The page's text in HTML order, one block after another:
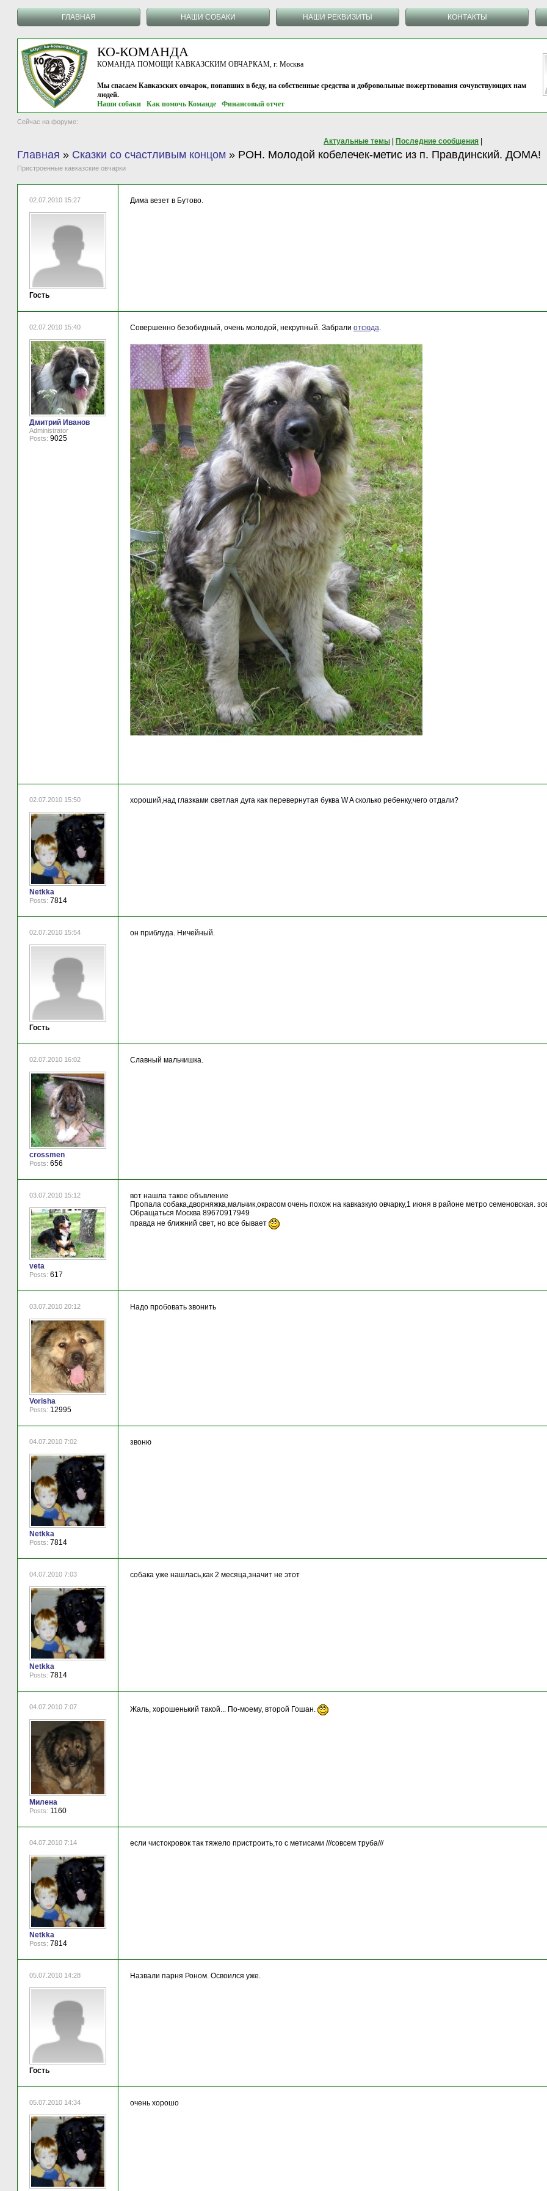
ГЛАВНАЯ НАШИ СОБАКИ НАШИ РЕКВИЗИТЫ КОНТАКТЫ
КО-КОМАНДА
КОМАНДА ПОМОЩИ КАВКАЗСКИМ ОВЧАРКАМ, г. Москва
Мы спасаем Кавказских овчарок, попавших в беду, на собственные средства и добровольные пожертвования сочувствующих нам
людей.
Наши собаки
Как помочь Команде Финансовый отчет
Сейчас на форуме:
Актуальные темы Последние сообщения
Главная » Сказки со счастливым концом » РОН. Молодой кобелечек-метис из п. Правдинский. ДОМА!
Пристроенные кавказские овчарки
02.07.2010 15:27
Гость
Дима везет в Бутово.
02.07.2010 15:40
Дмитрий Иванов
Administrator
Posts: 9025
Совершенно безобидный, очень молодой, некрупный. Забрали отсюда.
02.07.2010 15:50
Netkka
Posts: 7814
хороший,над глазками светлая дуга как перевернутая буква W A сколько ребенку,чего отдали?
02.07.2010 15:54
Гость
он приблуда. Ничейный.
02.07.2010 16:02
crossmen
Posts: 656
Славный мальчишка.
03.07.2010 15:12
veta
Posts: 617
вот нашла такое объвление
Пропала собака,дворняжка,мальчик,окрасом очень похож на кавказкую овчарку,1 июня в районе метро семеновская.
Обращаться Москва 89670917949
правда не ближний свет, но все бывает
03.07.2010 20:12
Vorisha
Posts: 12995
Надо пробовать звонить
04.07.2010 7:02
Netkka
Posts: 7814
звоню
04.07.2010 7:03
Netkka
Posts: 7814
собака уже нашлась,как 2 месяца,значит не этот
04.07.2010 7:07
Милена
Posts: 1160
Жаль, хорошенький такой... По-моему, второй Гошан.
04.07.2010 7:14
Netkka
Posts: 7814
если чистокровок так тяжело пристроить,то с метисами ///совсем труба///
05.07.2010 14:28
Гость
Назвали парня Роном. Освоился уже.
05.07.2010 14:34 очень хорошо